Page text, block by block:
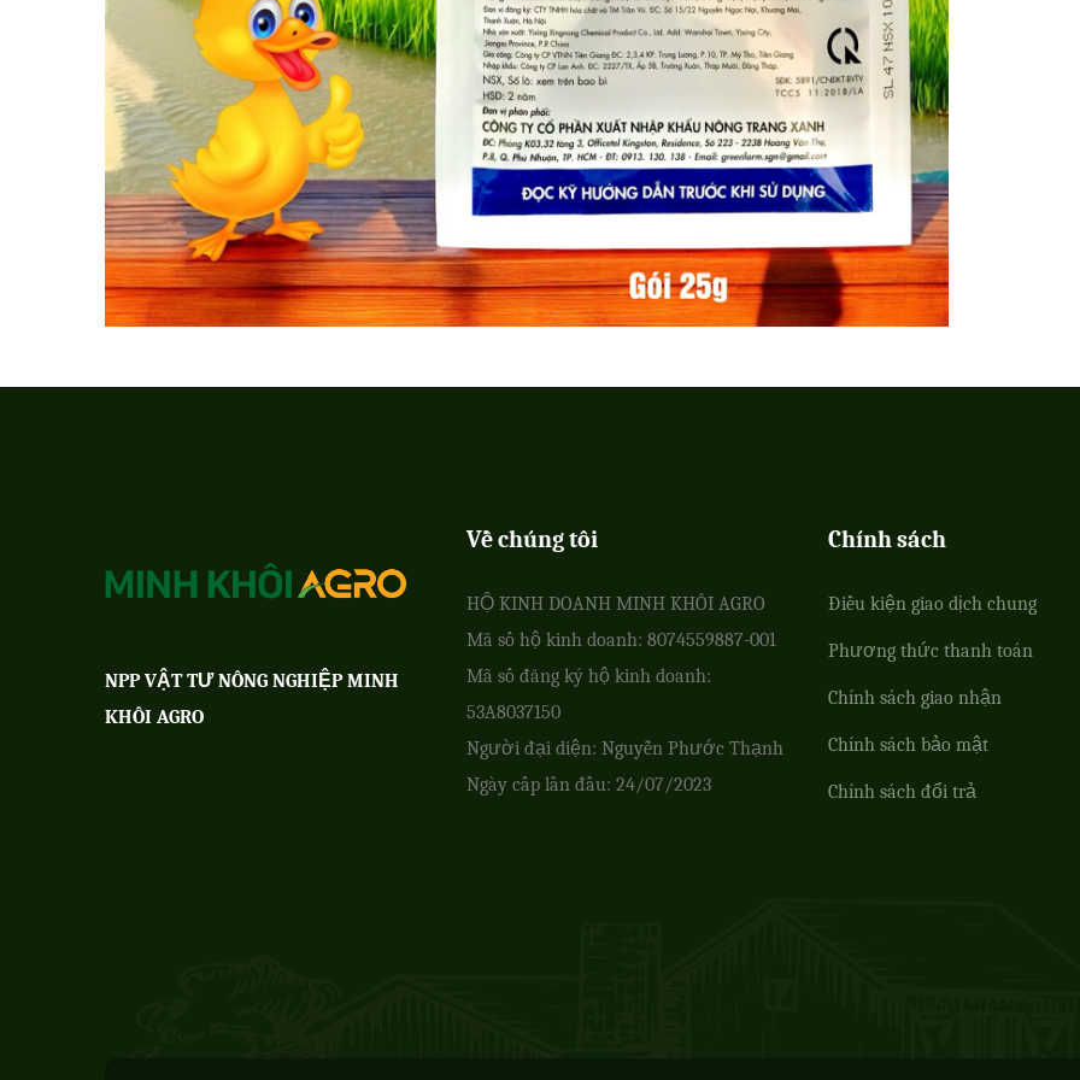
NPP VẬT TƯ NÔNG NGHIỆP MINH
KHÔI AGRO
Về chúng tôi
HỘ KINH DOANH MINH KHÔI AGRO
Mã số hộ kinh doanh: 8074559887-001
Mã số đăng ký hộ kinh doanh:
53A8037150
Người đại diện: Nguyễn Phước Thạnh
Ngày cấp lần đầu: 24/07/2023
Chính sách
Điều kiện giao dịch chung
Phương thức thanh toán
Chính sách giao nhận
Chính sách bảo mật
Chính sách đổi trả